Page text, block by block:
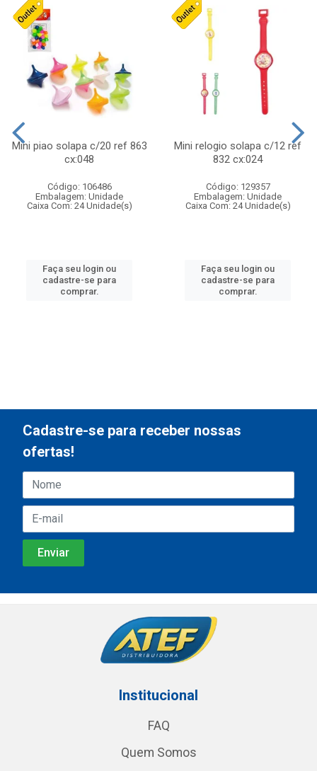
Mini piao solapa c/20 ref 863
cx:048
Código: 106486
Embalagem: Unidade
Caixa Com: 24 Unidade(s)
Faça seu login ou
cadastre-se para
comprar.
Mini relogio solapa c/12 ref
832 cx:024
Código: 129357
Embalagem: Unidade
Caixa Com: 24 Unidade(s)
Faça seu login ou
cadastre-se para
comprar.
Cadastre-se para receber nossas
ofertas!
Institucional
FAQ
Quem Somos